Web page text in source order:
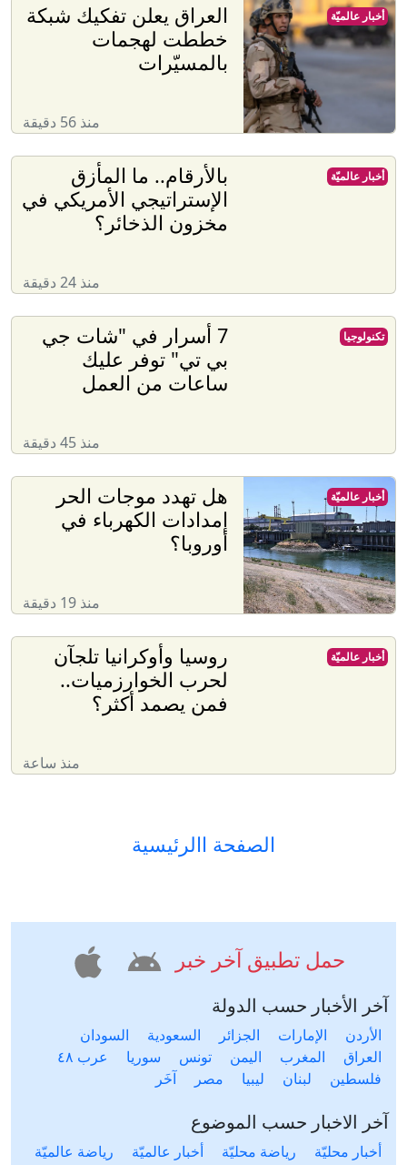
العراق يعلن تفكيك شبكة
خططت لهجمات
بالمسيّرات
منذ 56 دقيقة
أخبار عالميّة
بالأرقام.. ما المأزق
الإستراتيجي الأمريكي في
مخزون الذخائر؟
منذ 24 دقيقة
أخبار عالميّة
7 أسرار في "شات جي
بي تي" توفر عليك
ساعات من العمل
منذ 45 دقيقة
تكنولوجيا
هل تهدد موجات الحر
إمدادات الكهرباء في
أوروبا؟
منذ 19 دقيقة
أخبار عالميّة
روسيا وأوكرانيا تلجآن
لحرب الخوارزميات..
فمن يصمد أكثر؟
منذ ساعة
أخبار عالميّة
الصفحة االرئيسية
حمل تطبيق آخر خبر
آخر الأخبار حسب الدولة
الأردن الإمارات الجزائر السعودية
السودان
العراق
المغرب اليمن تونس سوريا
عرب ٤٨
فلسطين
لبنان ليبيا مصر آخَر
آخر الاخبار حسب الموضوع
أخبار محليّة رياضة محليّة أخبار عالميّة
رياضة عالميّة